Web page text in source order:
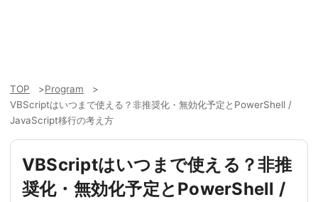
TOP
Program
VBScriptはいつまで使える？非推奨化・無効化予定とPowerShell /
JavaScript移行の考え方
VBScriptはいつまで使える？非推
奨化・無効化予定とPowerShell /